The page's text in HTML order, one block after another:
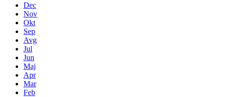
Dec
Nov
Okt
Sep
Avg
Jul
Jun
Maj
Apr
Mar
Feb